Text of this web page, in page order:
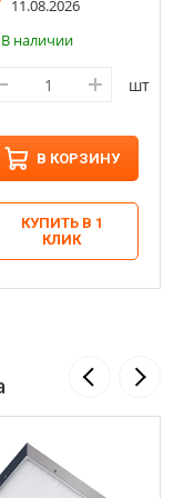
11.08.2026
В наличии
шт
В КОРЗИНУ
КУПИТЬ В 1
КЛИК